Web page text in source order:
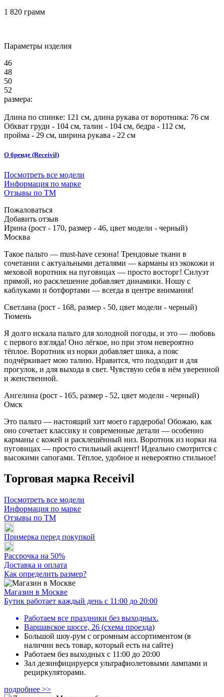
1 820 грамм
Параметры изделия
46
48
50
52
размера:
Длина по спинке: 121 см, длина рукава от воротника: 76 см
Обхват груди - 104 см, талии - 104 см, бедра - 112 см,
пройма - 29 см, ширина рукава - 22 см
О бренде (Receivil)
Посмотреть все модели
Информация по марке
Отзывы по ТМ
Пожаловаться
Добавить отзыв
Ирина (рост - 170, размер - 46, цвет модели - черный)
Москва
Такое пальто — must-have сезона! Трендовые ткани в
сочетании с актуальными деталями — карманы из экокожи и
меховой воротник на пуговицах — просто восторг! Силуэт
прямой, но расклешение добавляет динамики. Ношу с
каблуками и ботфортами — всегда в центре внимания!
Светлана (рост - 168, размер - 50, цвет модели - черный)
Тюмень
Я долго искала пальто для холодной погоды, и это — любовь
с первого взгляда! Оно лёгкое, но при этом невероятно
тёплое. Воротник из норки добавляет шика, а пояс
подчёркивает мою талию. Нравится, что подходит и для
прогулок, и для выхода в свет. Чувствую себя в нём уверенной
и женственной.
Ангелина (рост - 165, размер - 52, цвет модели - черный)
Омск
Это пальто — настоящий хит моего гардероба! Обожаю, как
оно сочетает классику и современные детали — особенно
карманы с кожей и расклешённый низ. Воротник из норки на
пуговицах — просто стильный акцент! Идеально смотрится с
высокими сапогами. Тёплое, удобное и невероятно стильное!
Торговая марка Receivil
Посмотреть все модели
Информация по марке
Отзывы по ТМ
Примерка перед покупкой
Рассрочка на 50%
Доставка и оплата
Как определить размер?
Магазин в Москве
Бутик работает каждый день с 11:00 до 20:00
Работаем все праздники без выходных.
Варшавское шоссе, 26 (схема проезда)
Большой шоу-рум с огромным ассортиментом (в
наличии весь товар, который есть на сайте)
Работаем без выходных с 11:00 до 20:00
Зал дезинфицируерся ультрафиолетовыми лампами и
рециркуляторами.
подробнее >>